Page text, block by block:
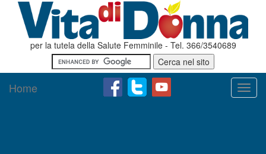
per la tutela della Salute Femminile - Tel. 366/3540689
Home